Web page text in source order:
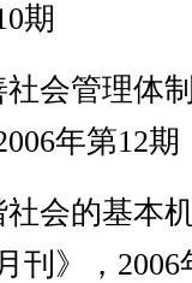
期
社会管理体
年第12期
会的基本
刊》，2006